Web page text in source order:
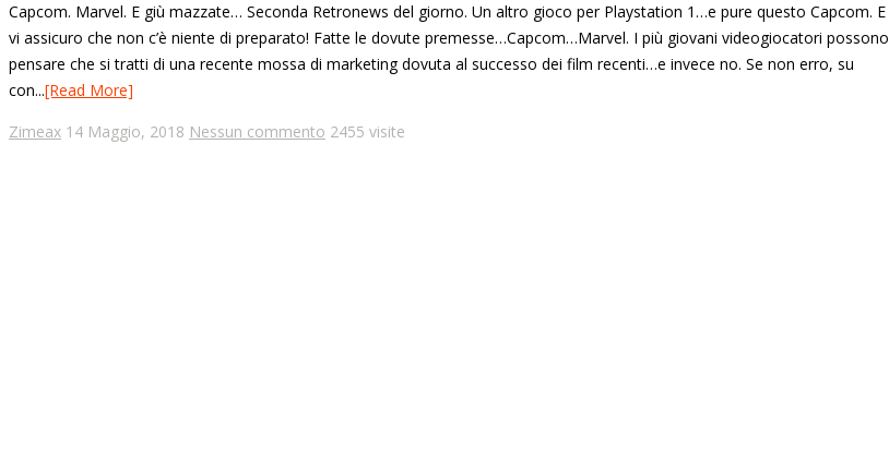
Capcom. Marvel. E giù mazzate… Seconda Retronews del giorno. Un altro gioco per Playstation 1…e pure questo Capcom. E
vi assicuro che non c’è niente di preparato! Fatte le dovute premesse…Capcom…Marvel. I più giovani videogiocatori possono
pensare che si tratti di una recente mossa di marketing dovuta al successo dei film recenti…e invece no. Se non erro, su
con...[Read More]
Zimeax 14 Maggio, 2018 Nessun commento 2455 visite